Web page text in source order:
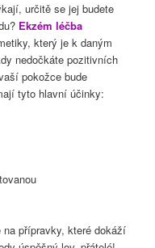
určitě se jej budete
Ekzém léčba
který je k daným
nedočkáte pozitivních
pokožce bude
tyto hlavní účinky:
přípravky, které dokáží